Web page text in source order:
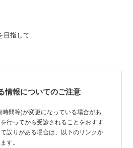
目指して
情報についてのご注意
間等)が変更になっている場合があ
行ってから受診されることをおすす
誤りがある場合は、以下のリンクか
す。